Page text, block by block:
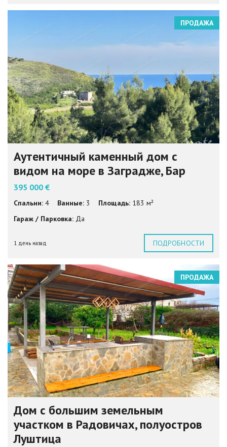
ПРОДАЖА
Аутентичный каменный дом с
видом на море в Заградже, Бар
395 000 €
Спальни: 4 Ванные: 3 Площадь: 183 м²
Гараж / Парковка: Да
1 день назад ПОДРОБНОСТИ
ПРОДАЖА
Дом с большим земельным
участком в Радовичах, полуостров
Луштица